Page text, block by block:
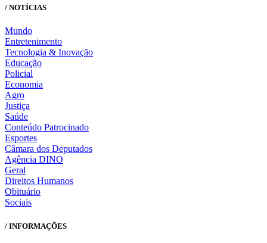
/ NOTÍCIAS
Mundo
Entretenimento
Tecnologia & Inovação
Educação
Policial
Economia
Agro
Justiça
Saúde
Conteúdo Patrocinado
Esportes
Câmara dos Deputados
Agência DINO
Geral
Direitos Humanos
Obituário
Sociais
/ INFORMAÇÕES